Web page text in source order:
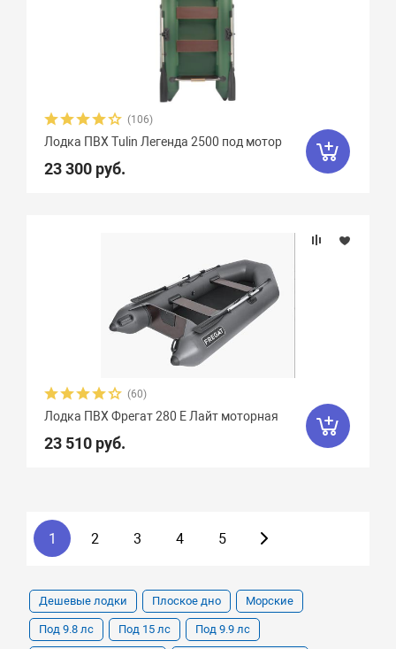
(106)
Лодка ПВХ Tulin Легенда 2500 под мотор
23 300 руб.
(60)
Лодка ПВХ Фрегат 280 Е Лайт моторная
23 510 руб.
1 2 3 4 5
Дешевые лодки Плоское дно Морские
Под 9.8 лс Под 15 лс Под 9.9 лс